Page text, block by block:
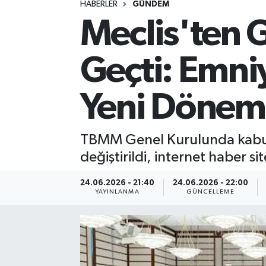
HABERLER GÜNDEM
Meclis'ten
Geçti:
Yeni
TBMM Genel Kurulunda
değiştirildi, internet haber
24.06.2026 - 21:40
YAYINLANMA
24.06.2026 - 22:00
GÜNCELLEME